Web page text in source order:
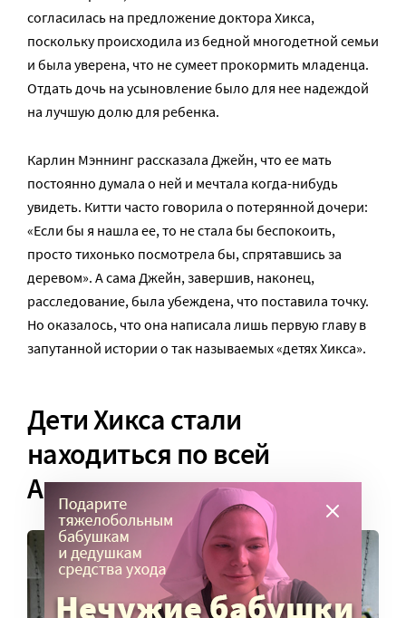
согласилась на предложение доктора Хикса,
поскольку происходила из бедной многодетной семьи
и была уверена, что не сумеет прокормить младенца.
Отдать дочь на усыновление было для нее надеждой
на лучшую долю для ребенка.
Карлин Мэннинг рассказала Джейн, что ее мать
постоянно думала о ней и мечтала когда-нибудь
увидеть. Китти часто говорила о потерянной дочери:
«Если бы я нашла ее, то не стала бы беспокоить,
просто тихонько посмотрела бы, спрятавшись за
деревом». А сама Джейн, завершив, наконец,
расследование, была убеждена, что поставила точку.
Но оказалось, что она написала лишь первую главу в
запутанной истории о так называемых «детях Хикса».
Дети Хикса стали
находиться по всей
Америке